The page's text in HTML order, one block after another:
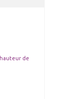
de